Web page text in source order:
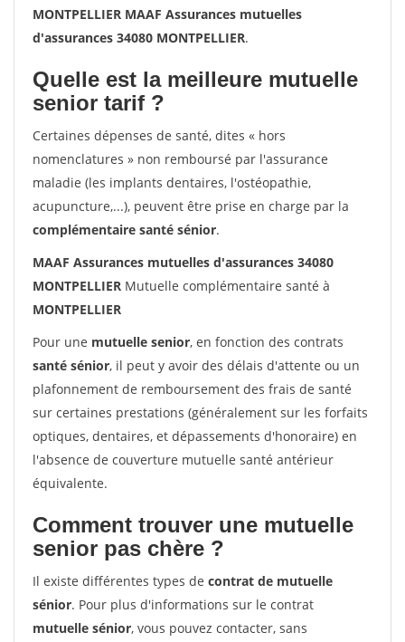
MONTPELLIER MAAF Assurances mutuelles
d'assurances 34080 MONTPELLIER.
Quelle est la meilleure mutuelle
senior tarif ?
Certaines dépenses de santé, dites « hors
nomenclatures » non remboursé par l'assurance
maladie (les implants dentaires, l'ostéopathie,
acupuncture,...), peuvent être prise en charge par la
complémentaire santé sénior.
MAAF Assurances mutuelles d'assurances 34080
MONTPELLIER Mutuelle complémentaire santé à
MONTPELLIER
Pour une mutuelle senior, en fonction des contrats
santé sénior, il peut y avoir des délais d'attente ou un
plafonnement de remboursement des frais de santé
sur certaines prestations (généralement sur les forfaits
optiques, dentaires, et dépassements d'honoraire) en
l'absence de couverture mutuelle santé antérieur
équivalente.
Comment trouver une mutuelle
senior pas chère ?
Il existe différentes types de contrat de mutuelle
sénior. Pour plus d'informations sur le contrat
mutuelle sénior, vous pouvez contacter, sans